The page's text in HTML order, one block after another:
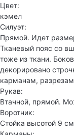
Цвет:
кэмел
Силуэт:
Прямой. Идет
Тканевый пояс со
тоже из ткани.
декорировано
карманам,
Рукав:
Втачной, прямой.
Воротник:
Стойка высотой 9